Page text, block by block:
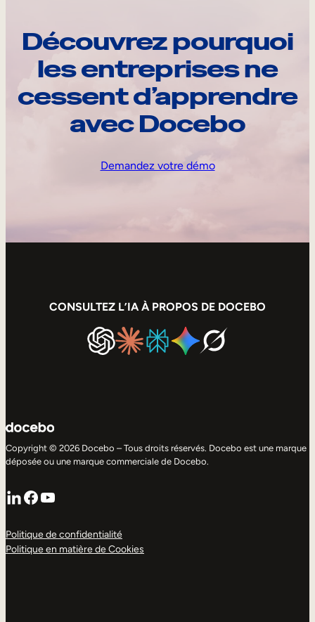
Découvrez pourquoi
les entreprises ne
cessent d’apprendre
avec Docebo
Demandez votre démo
CONSULTEZ L’IA À PROPOS DE DOCEBO
Copyright © 2026 Docebo – Tous droits réservés. Docebo est une marque
déposée ou une marque commerciale de Docebo.
LinkedIn
Facebook
YouTube
Politique de confidentialité
Politique en matière de Cookies